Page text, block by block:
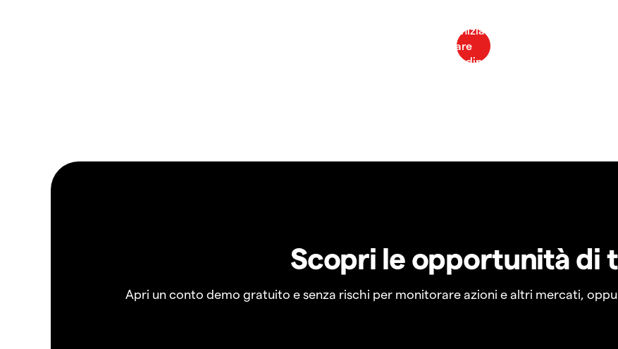
Scopri le opportunità di
Apri un conto demo gratuito e senza rischi per monitorare azioni e altri mercati,